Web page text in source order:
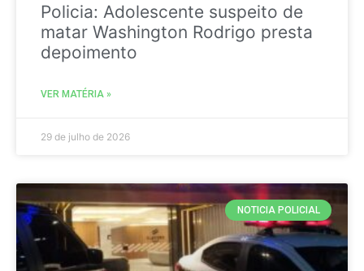
Policia: Adolescente suspeito de
matar Washington Rodrigo presta
depoimento
VER MATÉRIA »
29 de julho de 2026
NOTICIA POLICIAL